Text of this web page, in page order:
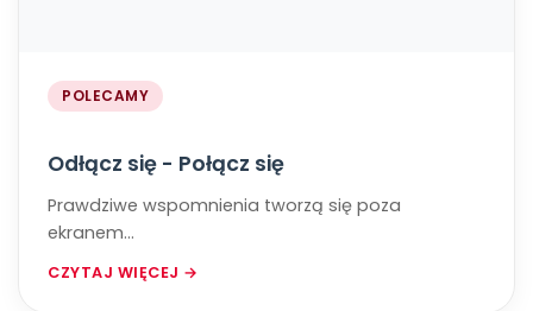
POLECAMY
Odłącz się - Połącz się
Prawdziwe wspomnienia tworzą się poza
ekranem...
CZYTAJ WIĘCEJ →